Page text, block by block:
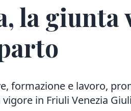
la giunta
formazione e lavoro,
in Friuli Venezia